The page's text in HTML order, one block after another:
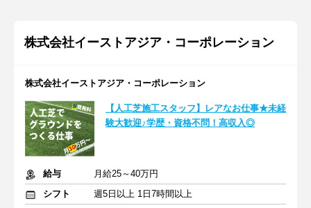
株式会社イーストアジア・コーポレーション
株式会社イーストアジア・コーポレーション
【人工芝施工スタッフ】レアなお仕事★未経
験大歓迎♪学歴・資格不問！高収入◎
給与
月給25～40万円
シフト
週5日以上 1日7時間以上